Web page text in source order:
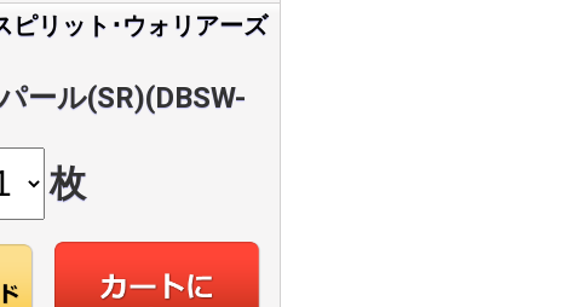
リット･ウォリアーズ
ール(SR)(DBSW-
枚